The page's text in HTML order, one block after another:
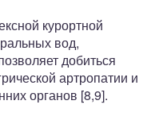
курортной
вод,
добиться
артропатии и
органов [8,9].